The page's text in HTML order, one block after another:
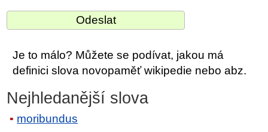
Je to málo? Můžete se podívat, jakou má
definici slova novopaměť wikipedie nebo abz.
Nejhledanější slova
moribundus